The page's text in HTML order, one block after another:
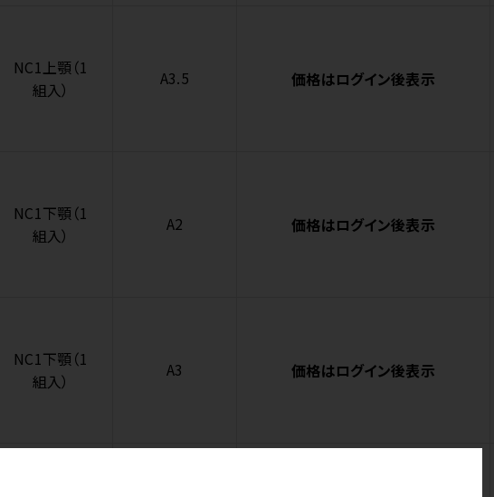
NC1上顎（1
組入）
A3.5 価格はログイン後表示
NC1下顎（1
組入）
A2 価格はログイン後表示
NC1下顎（1
組入）
A3 価格はログイン後表示